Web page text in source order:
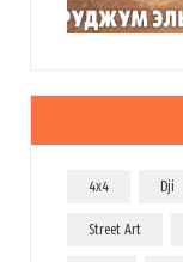
4x4 Dji
Street Art